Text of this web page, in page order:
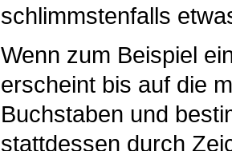
schlimmstenfalls
Wenn zum Beispiel
erscheint bis auf die
Buchstaben und
stattdessen durch